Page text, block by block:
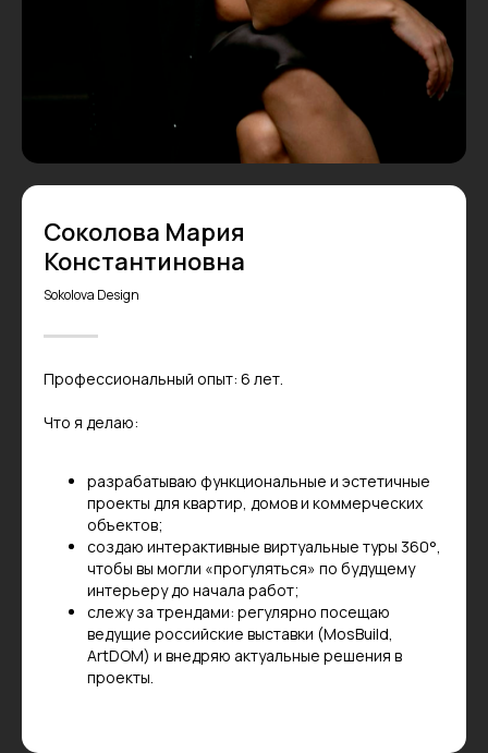
Соколова Мария
Константиновна
Sokolova Design
Профессиональный опыт: 6 лет.
Что я делаю:
разрабатываю функциональные и эстетичные
проекты для квартир, домов и коммерческих
объектов;
создаю интерактивные виртуальные туры 360°,
чтобы вы могли «прогуляться» по будущему
интерьеру до начала работ;
слежу за трендами: регулярно посещаю
ведущие российские выставки (MosBuild,
ArtDOM) и внедряю актуальные решения в
проекты.